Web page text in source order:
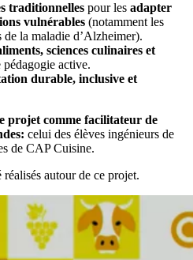
traditionnelles pour les adapter
vulnérables (notamment les
de la maladie d’Alzheimer).
sciences culinaires et
pédagogie active.
durable, inclusive et
projet comme facilitateur de
celui des élèves ingénieurs de
de CAP Cuisine.
autour de ce projet.